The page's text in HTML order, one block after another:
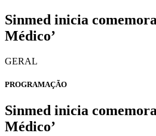
Sinmed inicia
Médico’
GERAL
PROGRAMAÇÃO
Sinmed inicia
Médico’